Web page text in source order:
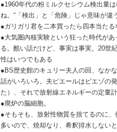
●1960年代の粉ミルクセシウム検出量
ね。“「検出」と「危険」じゃ意味が違
●ガリガリ君を二本買ったら四本当た
●大気圏内核実験という狂った時代が
る。酷い話だけど、事実は事実。20世
性はいつでもある
●BS歴史館のキュリー夫人の回、なか
話がいろいろ。夫ピエールはピエゾの
た）、それで放射線エネルギーの定量計
●廃炉の脳細胞。
●そもそも、放射性物質を捨てるのに
多いので、焼却なり、希釈排水しない